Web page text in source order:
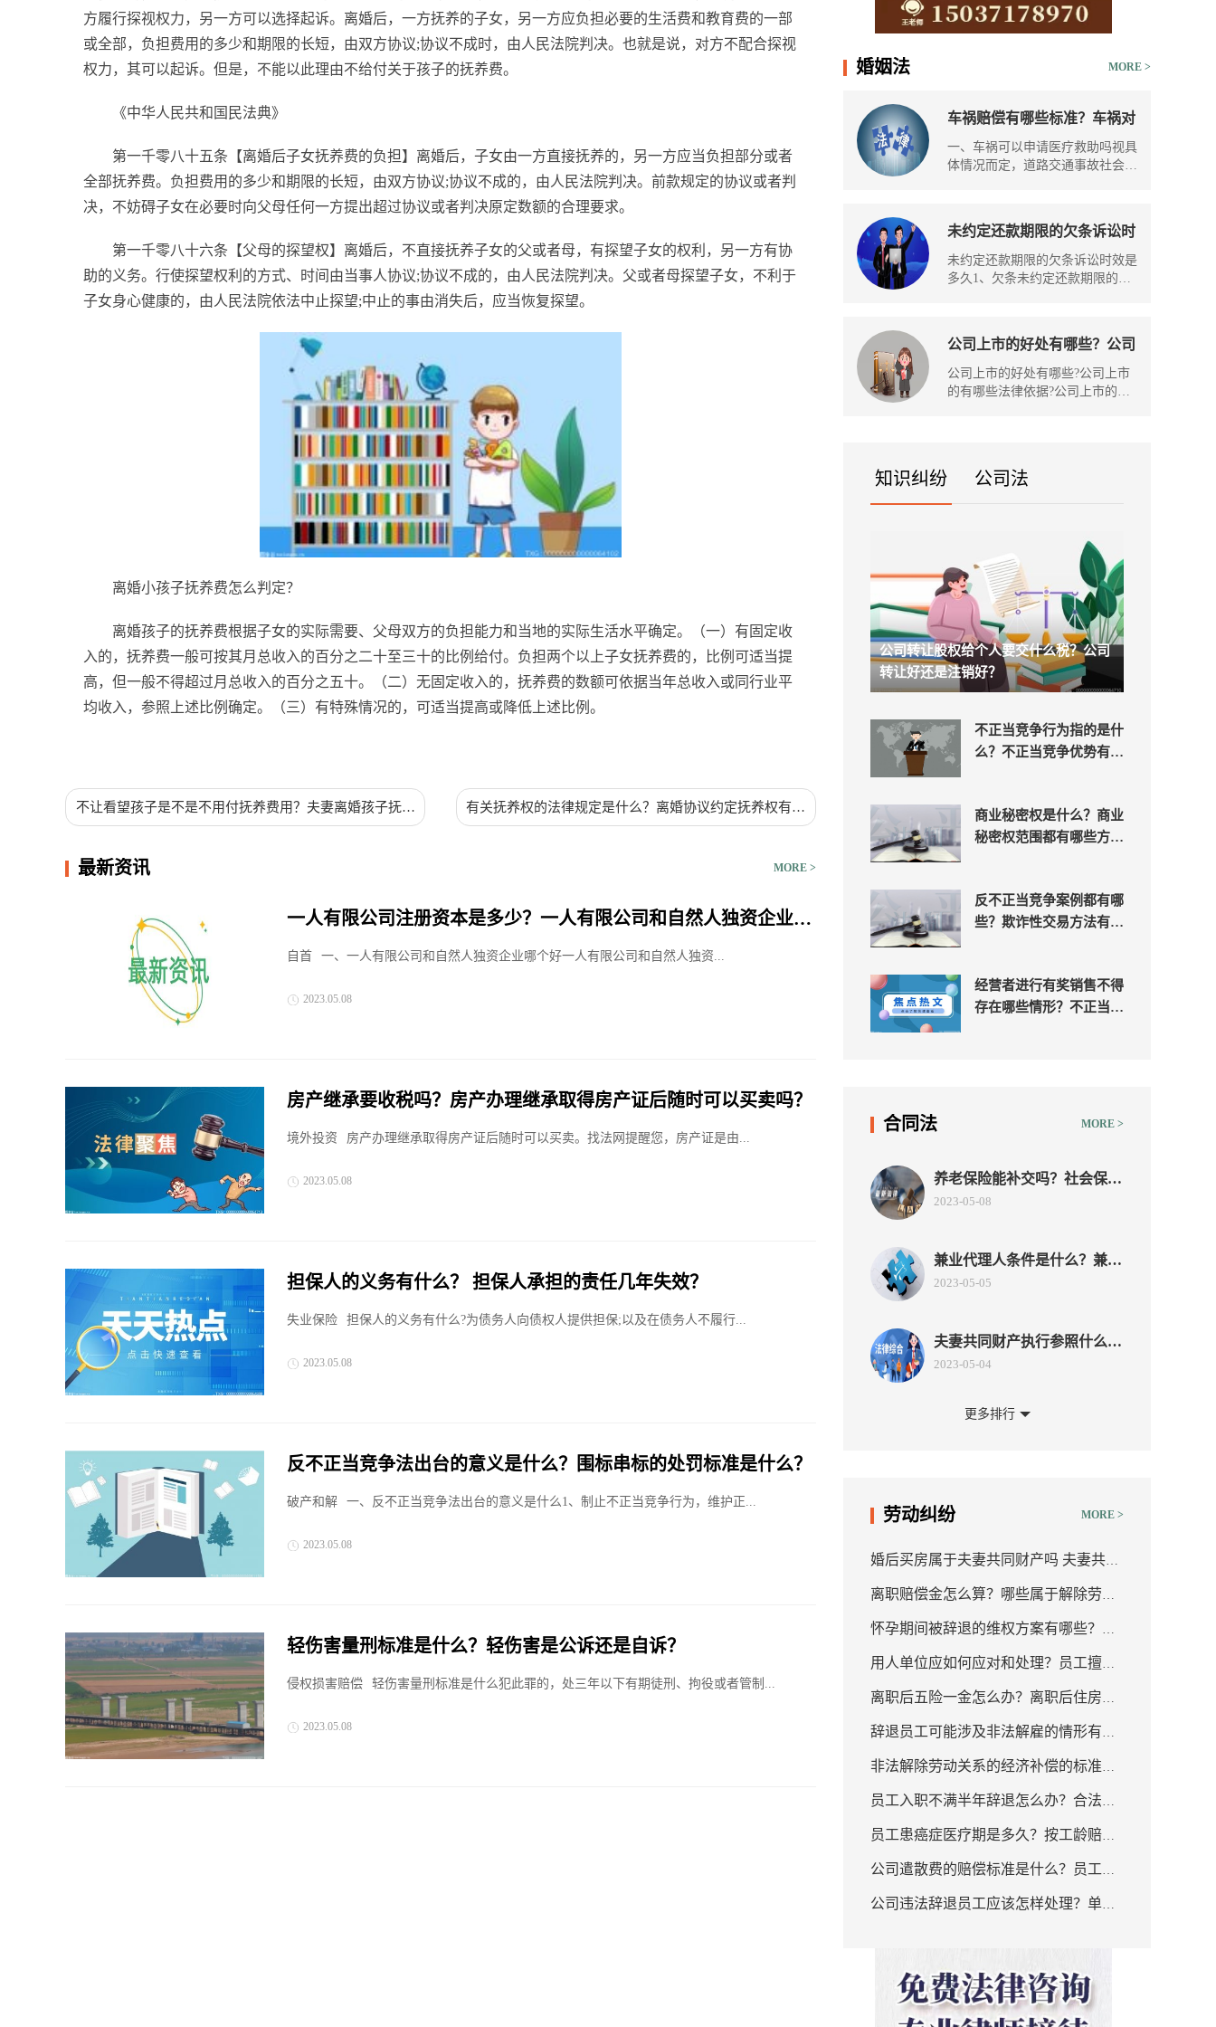
方履行探视权力，另一方可以选择起诉。离婚后，一方抚养的子女，另一方应负担必要的生活费和教育费的一部
或全部，负担费用的多少和期限的长短，由双方协议;协议不成时，由人民法院判决。也就是说，对方不配合探视
权力，其可以起诉。但是，不能以此理由不给付关于孩子的抚养费。
《中华人民共和国 民法典》
第一千零八十五条【离婚后子女抚养费的负担】离婚后，子女由一方直接抚养的，另一方应当负担部分或者
全部抚养费。负担费用的多少和期限的长短，由双方协议;协议不成的，由人民法院判决。前款规定的协议或者判
决，不妨碍子女在必要时向父母任何一方提出超过协议或者判决原定数额的合理要求。
第一千零八十六条【父母的探望权】离婚后，不直接抚养子女的父或者母，有探望子女的权利，另一方有协
助的义务。行使探望权利的方式、时间由当事人协议;协议不成的，由人民法院判决。父或者母探望子女，不利于
子女身心健康的，由人民法院依法中止探望;中止的事由消失后，应当恢复探望。
离婚小孩子抚养费怎么判定？
离婚孩子的抚养费根据子女的实际需要、父母双方的负担能力和当地的实际生活水平确定。（一）有固定收
入的，抚养费一般可按其月总收入的百分之二十至三十的比例给付。负担两个以上子女抚养费的，比例可适当提
高，但一般不得超过月总收入的百分之五十。（二）无固定收入的，抚养费的数额可依据当年总收入或同行业平
均收入，参照上述比例确定。（三）有特殊情况的，可适当提高或降低上述比例。
不让看望孩子是不是不用付抚养费用？夫妻离婚孩子抚养
费标准是什么？
有关抚养权的法律规定是什么？离婚协议约定抚养权有效
吗？
MORE >
最新资讯
一人有限公司注册资本是多少？一人有限公司和自然人独资企业哪
个好？
自首 一、一人有限公司和自然人独资企业哪个好一人有限公司和自然人独资...
2023.05.08
房产继承要收税吗？房产办理继承取得房产证后随时可以买卖吗？
境外投资 房产办理继承取得房产证后随时可以买卖。找法网提醒您，房产证是由...
2023.05.08
担保人的义务有什么？ 担保人承担的责任几年失效？
失业保险 担保人的义务有什么?为债务人向债权人提供担保;以及在债务人不履行...
2023.05.08
反不正当竞争法出台的意义是什么？围标串标的处罚标准是什么？
破产和解 一、反不正当竞争法出台的意义是什么1、制止不正当竞争行为，维护正...
2023.05.08
轻伤害量刑标准是什么？轻伤害是公诉还是自诉？
侵权损害赔偿 轻伤害量刑标准是什么犯此罪的，处三年以下有期徒刑、拘役或者管制...
2023.05.08
MORE >
婚姻法
车祸赔偿有哪些标准？车祸对
方全责可以要求对方赔偿什
么？
一、车祸可以申请医疗救助吗视具
体情况而定，道路交通事故社会救
未约定还款期限的欠条诉讼时
效是多久 欠款多少会上失信
名单？
未约定还款期限的欠条诉讼时效是
多久1、欠条未约定还款期限的，
公司上市的好处有哪些？公司
上市的有哪些法律依据？
公司上市的好处有哪些?公司上市
的有哪些法律依据?公司上市的好
知识纠纷 公司法
公司转让股权给个人要交什么税？公司
转让好还是注销好？
不正当竞争行为指的是什
么？不正当竞争优势有哪
商业秘密权是什么？商业
秘密权范围都有哪些方
反不正当竞争案例都有哪
些？欺诈性交易方法有哪
经营者进行有奖销售不得
存在哪些情形？不正当竞
MORE >
合同法
养老保险能补交吗？社会保险
法第十六条有什么内容？补缴
2023-05-08
兼业代理人条件是什么？兼业
代理热门业务范围有多大？
2023-05-05
夫妻共同财产执行参照什么标
准？财产登记在一方如何执
2023-05-04
所有权的特征有哪些？要约内
签订格式条款要注意哪些事
项？合同中存在格式条款属于
2023-04-27
合同实质变更的法律后果有哪
些？变更索赔是什么意思？
更多排行
MORE >
劳动纠纷
婚后买房属于夫妻共同财产吗 夫妻共同
财产包括哪些？
离职赔偿金怎么算？哪些属于解除劳动
合同的经济补偿情形？
怀孕期间被辞退的维权方案有哪些？怀
孕期间被辞退如何维权？
用人单位应如何应对和处理？员工擅自
离职的法律危害有哪些？
离职后五险一金怎么办？离职后住房公
积金怎么办?
辞退员工可能涉及非法解雇的情形有哪
些？新规定公司辞退员工补偿标准是什
么？
非法解除劳动关系的经济补偿的标准是
什么？将患癌症的员工辞退违法吗？
员工入职不满半年辞退怎么办？合法辞
退员工的情形有哪些？
员工患癌症医疗期是多久？按工龄赔偿
如何计算？
公司遣散费的赔偿标准是什么？员工癌
症去世需要补偿吗？
公司违法辞退员工应该怎样处理？单位